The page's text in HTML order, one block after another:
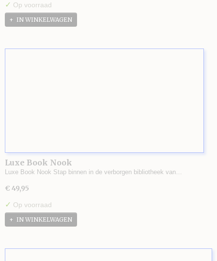
✓ Op voorraad
IN WINKELWAGEN
Luxe Book Nook
Luxe Book Nook Stap binnen in de verborgen bibliotheek van…
€ 49,95
✓ Op voorraad
IN WINKELWAGEN